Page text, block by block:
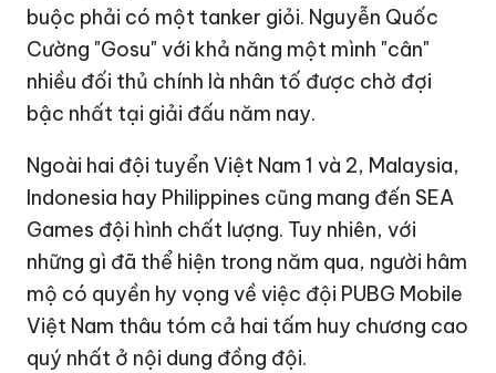
buộc phải có một tanker giỏi. Nguyễn Quốc
Cường "Gosu" với khả năng một mình "cân"
nhiều đối thủ chính là nhân tố được chờ đợi
bậc nhất tại giải đấu năm nay.
Ngoài hai đội tuyển Việt Nam 1 và 2, Malaysia,
Indonesia hay Philippines cũng mang đến SEA
Games đội hình chất lượng. Tuy nhiên, với
những gì đã thể hiện trong năm qua, người hâm
mộ có quyền hy vọng về việc đội PUBG Mobile
Việt Nam thâu tóm cả hai tấm huy chương cao
quý nhất ở nội dung đồng đội.